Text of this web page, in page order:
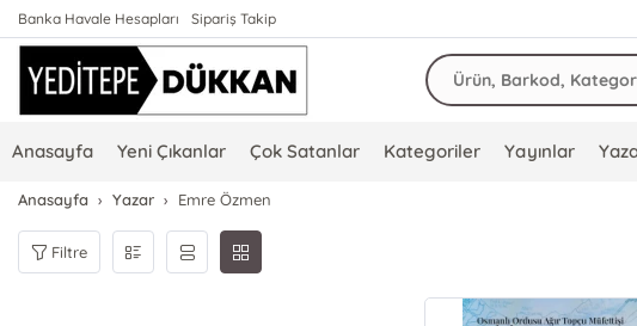
Banka Havale Hesapları Sipariş Takip
Anasayfa Yeni Çıkanlar Çok Satanlar Kategoriler Yayınlar
Anasayfa Yazar Emre Özmen
Filtre